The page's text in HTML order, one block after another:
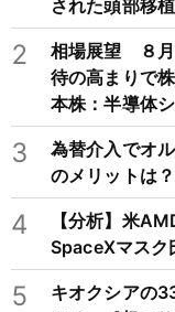
された頭部移
2
相場展望 ８
待の高まりで
本株：半導体
不況を繰り返
3
為替介入でオ
のメリットは？
4
【分析】米
SpaceXマスク
5
キオクシアの